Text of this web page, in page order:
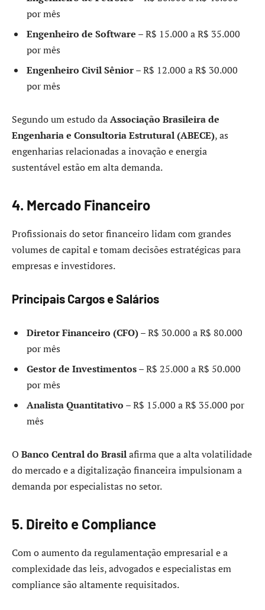
por mês
Engenheiro de Software – R$ 15.000 a R$ 35.000
por mês
Engenheiro Civil Sênior– R$ 12.000 a R$ 30.000
por mês
Segundo um estudo daAssociação Brasileira de
Engenharia e Consultoria Estrutural (ABECE), as
engenharias relacionadas a inovação e energia
sustentável estão em alta demanda.
4. Mercado Financeiro
Profissionais do setor financeiro lidam com grandes
volumes de capital e tomam decisões estratégicas para
empresas e investidores.
Principais Cargos e Salários
Diretor Financeiro (CFO)– R$ 30.000 a R$ 80.000
por mês
Gestor de Investimentos– R$ 25.000 a R$ 50.000
por mês
Analista Quantitativo – R$ 15.000 a R$ 35.000 por
mês
O Banco Central do Brasilafirma que a alta volatilidade
do mercado e a digitalização financeira impulsionam a
demanda por especialistas no setor.
5. Direito e Compliance
Com o aumento da regulamentação empresarial e a
complexidade das leis, advogados e especialistas em
compliance são altamente requisitados.